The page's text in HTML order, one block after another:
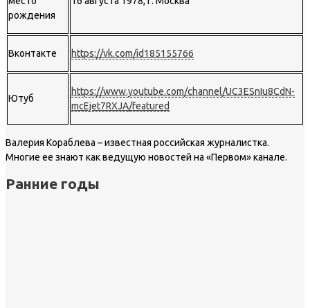
рождения
Вконтакте https://vk.com/id185155766
Ютуб
https://www.youtube.com/channel/UC3ESnIu8CdN-
mcEjet7RXJA/featured
Валерия Кораблева – известная российская журналистка.
Многие ее знают как ведущую новостей на «Первом» канале.
Ранние годы